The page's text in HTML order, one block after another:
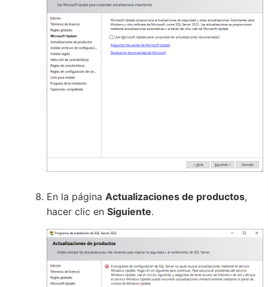
En la página Actualizaciones de productos,
hacer clic en Siguiente.